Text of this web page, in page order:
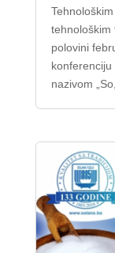
tehnološkim
polovini
nazivom